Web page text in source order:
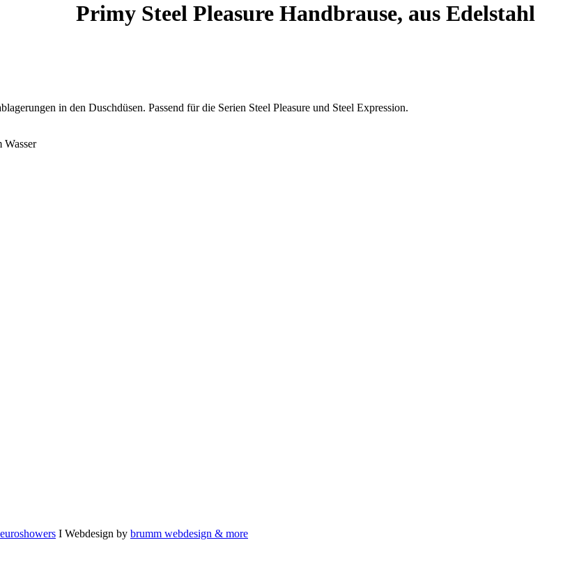
Primy Steel Pleasure Handbrause, aus Edelstahl
in den Duschdüsen. Passend für die Serien Steel Pleasure und Steel Expression.
euroshowers I Webdesign by brumm webdesign & more